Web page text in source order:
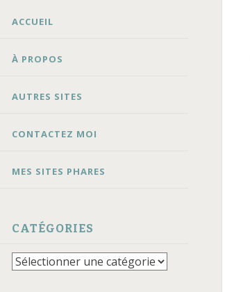
ALLER
CONTENU
ACCUEIL
À PROPOS
AUTRES SITES
CONTACTEZ MOI
MES SITES PHARES
CATÉGORIES
Catégories